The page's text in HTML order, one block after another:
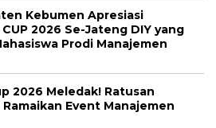
Kebumen Apresiasi
CUP 2026 Se-Jateng DIY yang
Prodi Manajemen
2026 Meledak! Ratusan
Event Manajemen